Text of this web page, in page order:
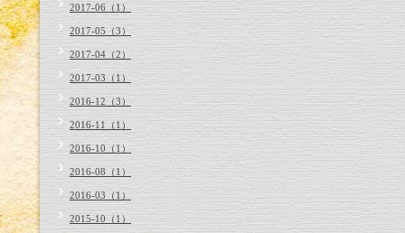
2017-06（1）
2017-05（3）
2017-04（2）
2017-03（1）
2016-12（3）
2016-11（1）
2016-10（1）
2016-08（1）
2016-03（1）
2015-10（1）